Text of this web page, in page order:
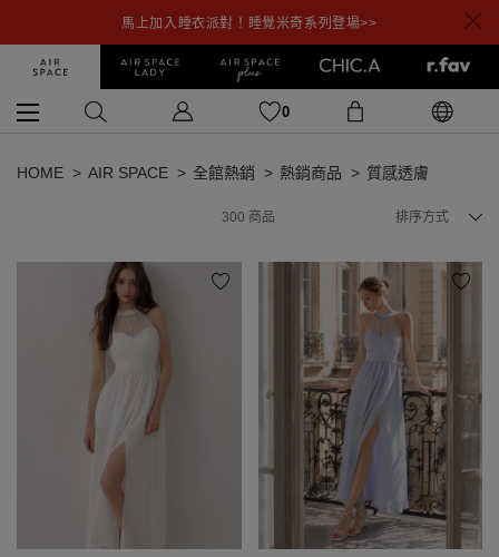
馬上加入睡衣派對！睡覺米奇系列登場>>
0
HOME AIR SPACE 全館熱銷 熱銷商品 質感透膚
300 商品 排序方式